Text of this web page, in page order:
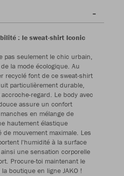
: le sweat-shirt Iconic
pas seulement le chic urbain,
la mode écologique. Au
recyclé font de ce sweat-shirt
particulièrement durable,
regard. Le body avec
assure un confort
en mélange de
hautement élastique
mouvement maximale. Les
l'humidité à la surface
une sensation corporelle
Procure-toi maintenant le
boutique en ligne JAKO !